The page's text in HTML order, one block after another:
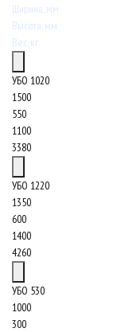
Ширина, мм
Высота, мм
Вес, кг
УБО 1020
1500
550
1100
3380
УБО 1220
1350
600
1400
4260
УБО 530
1000
300